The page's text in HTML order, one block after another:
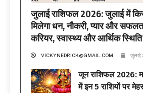
जुलाई राशिफल 2026: जुलाई में
मिलेगा धन, नौकरी, प्यार और
करियर, स्वास्थ्य और आर्थिक स्थिति
VICKYNEDRICK@GMAIL.COM जुलाई
जून राशिफल 2026:
में इन 5 राशियों पर